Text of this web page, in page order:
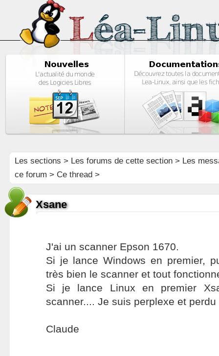
Les sections > Les forums de cette section> Les
ce forum > Ce thread >
Xsane
J'ai un scanner Epson 1670.
Si je lance Windows en premier,
très bien le scanner et tout
Si je lance Linux en premier
scanner.... Je suis perplexe et perdu
Claude